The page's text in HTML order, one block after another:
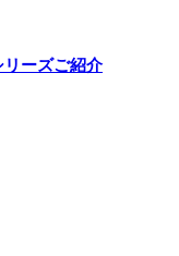
ーズご紹介